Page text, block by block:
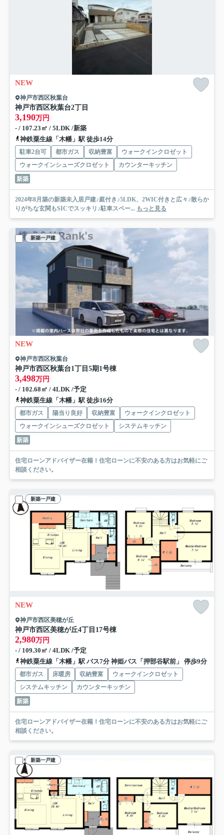
NEW
神戸市西区秋葉台
神戸市西区秋葉台2丁目
3,190万円
- / 107.23㎡ / 5LDK /新築
神鉄粟生線「木幡」駅 徒歩14分
駐車2台可 都市ガス 収納豊富
ウォークインクロゼット
ウォークインシューズクロゼット
カウンターキッチン
新築
2024年8月築の新築未入居戸建♪庭付き♪5LDK、2WIC付きと広々♪散らか
りがちな玄関もSICでスッキリ♪駐車スペー... もっと見る
新築一戸建
NEW
神戸市西区秋葉台
神戸市西区秋葉台1丁目 5期1号棟
3,498万円
- / 102.68㎡ / 4LDK /予定
神鉄粟生線「木幡」駅 徒歩16分
都市ガス 陽当り良好 収納豊富
ウォークインクロゼット
ウォークインシューズクロゼット
システムキッチン
新築
住宅ローンアドバイザー在籍！住宅ローンに不安のある方はお気軽にご
相談ください。
新築一戸建
NEW
神戸市西区美穂が丘
神戸市西区美穂が丘4丁目 17号棟
2,980万円
- / 109.30㎡ / 4LDK /予定
神鉄粟生線「木幡」駅 バス7分 神姫バス「押部谷駅前」 停歩9分
都市ガス 床暖房 収納豊富
ウォークインクロゼット
システムキッチン
カウンターキッチン
新築
住宅ローンアドバイザー在籍！住宅ローンに不安のある方はお気軽にご
相談ください。
新築一戸建